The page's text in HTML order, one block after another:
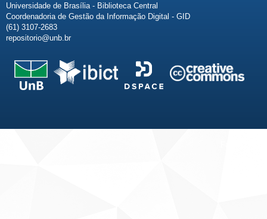
Universidade de Brasília - Biblioteca Central
Coordenadoria de Gestão da Informação Digital - GID
(61) 3107-2683
repositorio@unb.br